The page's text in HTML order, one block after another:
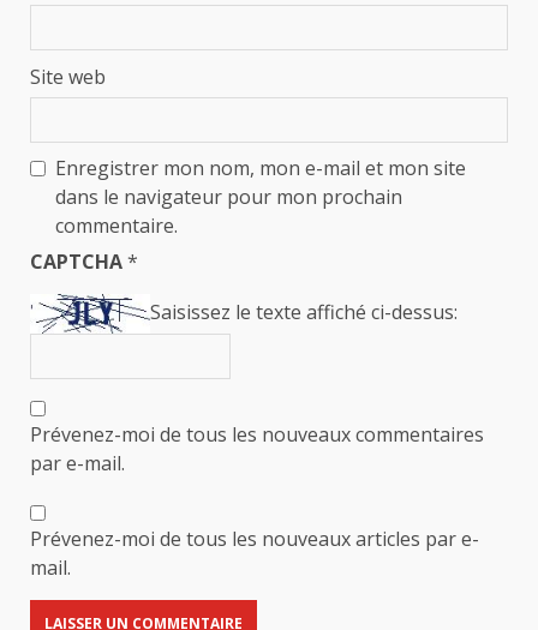
Site web
Enregistrer mon nom, mon e-mail et mon site
dans le navigateur pour mon prochain
commentaire.
CAPTCHA*
Saisissez le texte affiché ci-dessus:
Prévenez-moi de tous les nouveaux commentaires
par e-mail.
Prévenez-moi de tous les nouveaux articles par e-
mail.